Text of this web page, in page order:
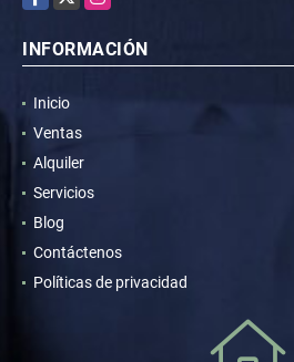
Inicio
Ventas
Alquiler
Servicios
Blog
Contáctenos